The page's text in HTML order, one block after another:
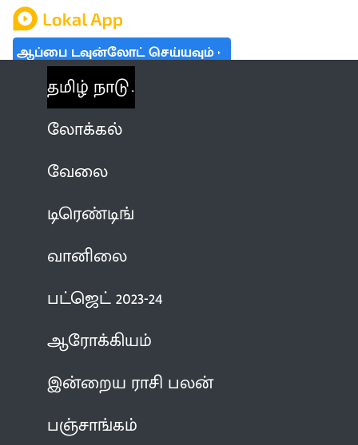
ஆப்பை டவுன்லோட் செய்யவும்
தமிழ் நாடு
லோக்கல்
வேலை
டிரெண்டிங்
வானிலை
பட்ஜெட் 2023-24
ஆரோக்கியம்
இன்றைய ராசி பலன்
பஞ்சாங்கம்